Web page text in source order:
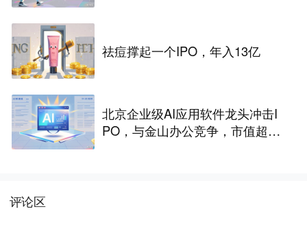
祛痘撑起一个IPO，年入13亿
北京企业级AI应用软件龙头冲击I
PO，与金山办公竞争，市值超33
评论区